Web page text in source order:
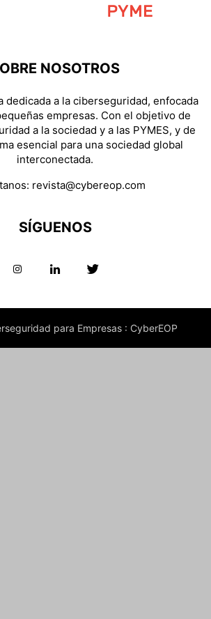
NOSOTROS
dedicada a la ciberseguridad, enfocada
empresas. Con el objetivo de
a la sociedad y a las PYMES, y de
esencial para una sociedad global
interconectada.
revista@cybereop.com
SÍGUENOS
para Empresas : CyberEOP